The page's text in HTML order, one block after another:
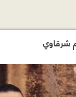
شرقاوي